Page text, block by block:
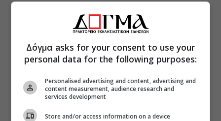
Δόγμα asks for your consent to use your
personal data for the following purposes:
Personalised advertising and content, advertising and
content measurement, audience research and
services development
Store and/or access information on a device